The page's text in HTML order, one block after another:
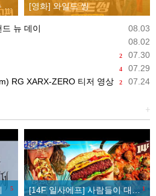
[영화] 와일드 씽
08.03
뉴 데이
08.02
2 07.30
4 07.29
2 07.24
RG XARX-ZERO 티저 영상
+
5 1
[14F 일사에프] 사람들이 대체육을 안 먹게 된 이유